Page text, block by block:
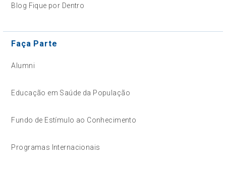
Blog Fique por Dentro
Faça Parte
Alumni
Educação em Saúde da População
Fundo de Estímulo ao Conhecimento
Programas Internacionais